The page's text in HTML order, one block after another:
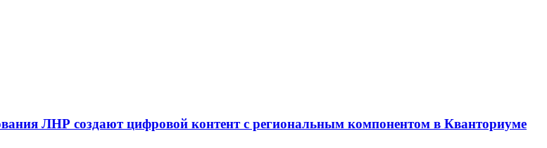
ЛНР создают цифровой контент с региональным компонентом в Кванториуме